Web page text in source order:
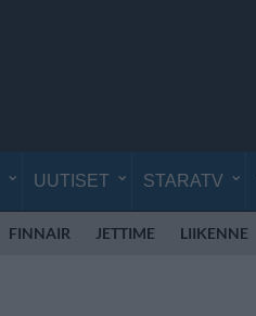
UUTISET STARATV
FINNAIR JETTIME LIIKENNE